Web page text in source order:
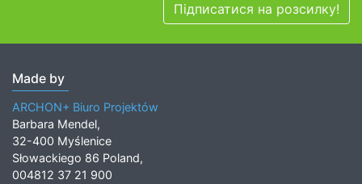
Підписатися на розсилку!
Made by
ARCHON+ Biuro Projektów
Barbara Mendel,
32-400 Myślenice
Słowackiego 86 Poland,
004812 37 21 900